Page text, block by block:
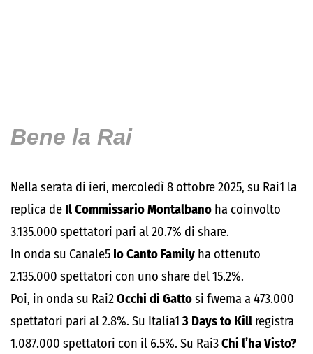
Bene la Rai
Nella serata di ieri, mercoledì 8 ottobre 2025, su Rai1 la
replica de Il Commissario Montalbano ha coinvolto
3.135.000 spettatori pari al 20.7% di share.
In onda su Canale5 Io Canto Family ha ottenuto
2.135.000 spettatori con uno share del 15.2%.
Poi, in onda su Rai2Occhi di Gattosi fwema a 473.000
spettatori pari al 2.8%. Su Italia1 3 Days to Kill registra
1.087.000 spettatori con il 6.5%. Su Rai3Chi l’ha Visto?